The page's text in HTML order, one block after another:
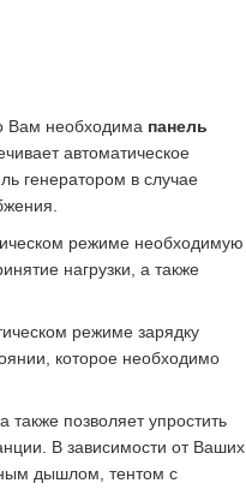
Вам необходима панель
автоматическое
генератором в случае
режиме необходимую
нагрузки, а также
режиме зарядку
которое необходимо
также позволяет упростить
В зависимости от Ваших
дышлом, тентом с